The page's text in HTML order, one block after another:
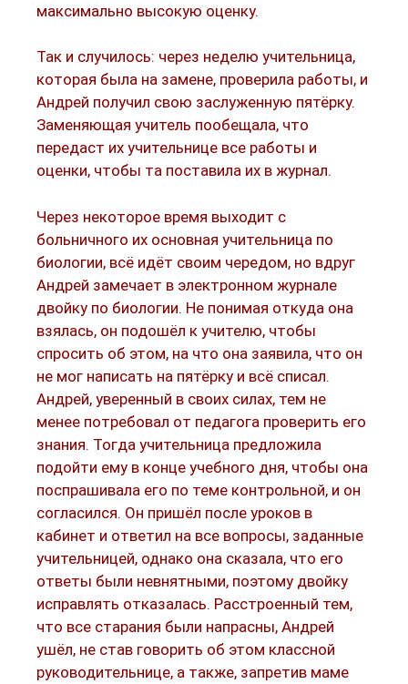
максимально высокую оценку.
Так и случилось: через неделю учительница,
которая была на замене, проверила работы, и
Андрей получил свою заслуженную пятёрку.
Заменяющая учитель пообещала, что
передаст их учительнице все работы и
оценки, чтобы та поставила их в журнал.
Через некоторое время выходит с
больничного их основная учительница по
биологии, всё идёт своим чередом, но вдруг
Андрей замечает в электронном журнале
двойку по биологии. Не понимая откуда она
взялась, он подошёл к учителю, чтобы
спросить об этом, на что она заявила, что он
не мог написать на пятёрку и всё списал.
Андрей, уверенный в своих силах, тем не
менее потребовал от педагога проверить его
знания. Тогда учительница предложила
подойти ему в конце учебного дня, чтобы она
поспрашивала его по теме контрольной, и он
согласился. Он пришёл после уроков в
кабинет и ответил на все вопросы, заданные
учительницей, однако она сказала, что его
ответы были невнятными, поэтому двойку
исправлять отказалась. Расстроенный тем,
что все старания были напрасны, Андрей
ушёл, не став говорить об этом классной
руководительнице, а также, запретив маме